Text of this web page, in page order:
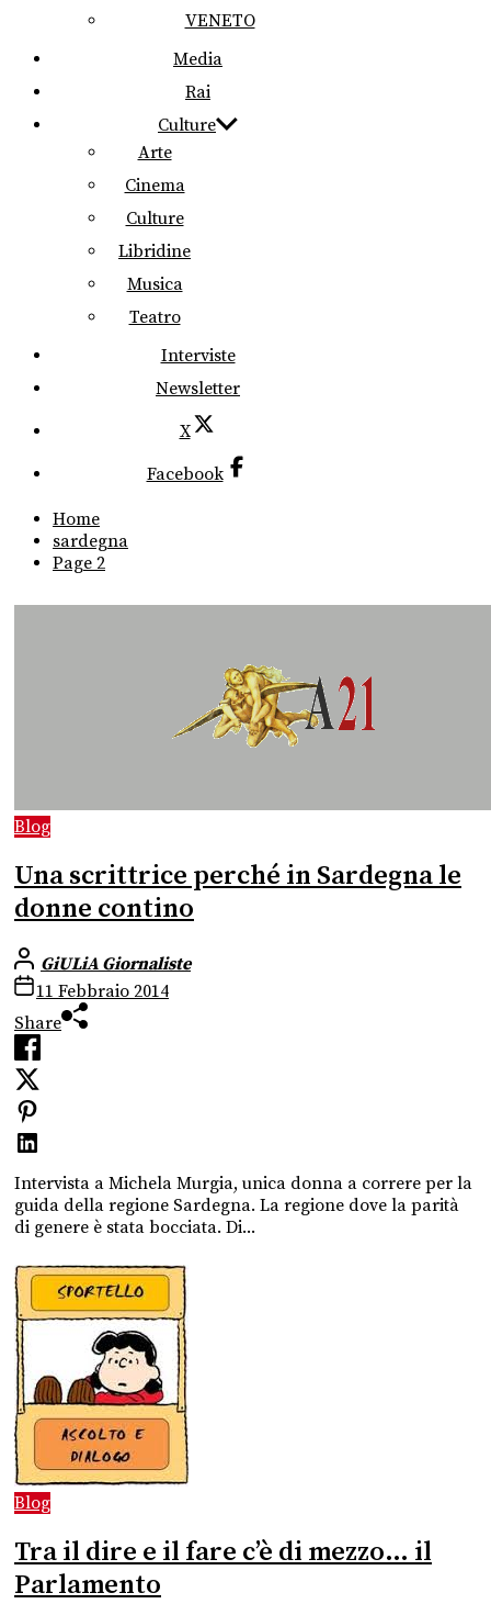
VENETO
Media
Rai
Culture
Arte
Cinema
Culture
Libridine
Musica
Teatro
Interviste
Newsletter
X
Facebook
Home
sardegna
Page 2
Blog
Una scrittrice perché in Sardegna le
donne contino
GiULiA Giornaliste
11 Febbraio 2014
Share
Intervista a Michela Murgia, unica donna a correre per la
guida della regione Sardegna. La regione dove la parità
di genere è stata bocciata. Di...
Blog
Tra il dire e il fare c’è di mezzo… il
Parlamento